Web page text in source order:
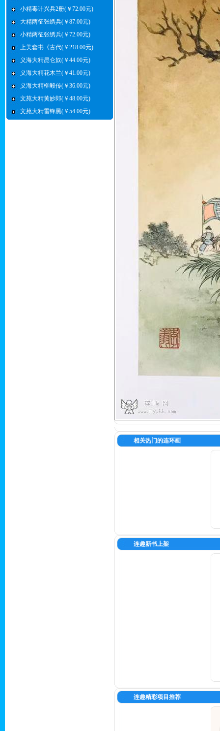
小精毒计兴兵2册(￥72.00元)
大精两征张绣兵(￥87.00元)
小精两征张绣兵(￥72.00元)
上美套书《古代(￥218.00元)
义海大精昆仑奴(￥44.00元)
义海大精花木兰(￥41.00元)
义海大精柳毅传(￥36.00元)
文苑大精黄妙郎(￥48.00元)
文苑大精雷锋黑(￥54.00元)
相关热门的连环画
连趣新书上架
连趣精彩项目推荐